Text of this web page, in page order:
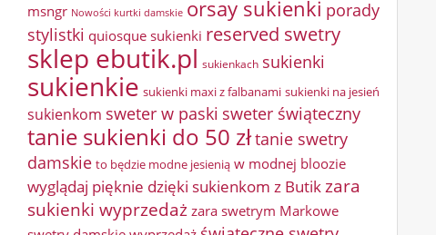
msngr Nowości kurtki damskie orsay sukienki porady
stylistki quiosque sukienki reserved swetry
sklep ebutik.pl sukienkach sukienki
sukienkie sukienki maxi z falbanami sukienki na jesień
sukienkom sweter w paski sweter świąteczny
tanie sukienki do 50 złtanie swetry
damskie to będzie modne jesienią w modnej bloozie
wyglądaj pięknie dzięki sukienkom z Butikzara
sukienki wyprzedażzara swetrym Markowe